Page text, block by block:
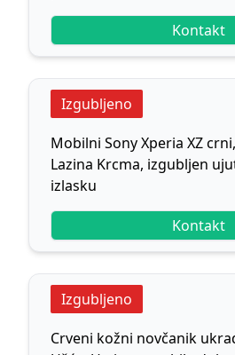
Kontakt
Izgubljeno
Mobilni Sony Xperia XZ
Lazina Krcma, izgubljen
izlasku
Kontakt
Izgubljeno
Crveni kožni novčanik